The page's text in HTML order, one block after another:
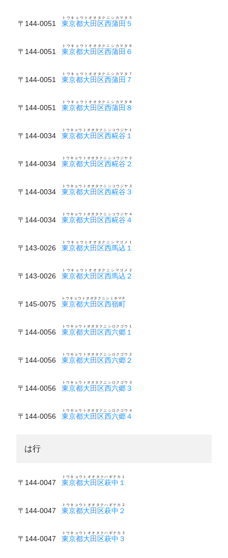
〒144-0051 東京都大田区西蒲田５
トウキョウトオオタクニシカマタ５
〒144-0051 東京都大田区西蒲田６
トウキョウトオオタクニシカマタ６
〒144-0051 東京都大田区西蒲田７
トウキョウトオオタクニシカマタ７
〒144-0051 東京都大田区西蒲田８
トウキョウトオオタクニシカマタ８
〒144-0034 東京都大田区西糀谷１
トウキョウトオオタクニシコウジヤ１
〒144-0034 東京都大田区西糀谷２
トウキョウトオオタクニシコウジヤ２
〒144-0034 東京都大田区西糀谷３
トウキョウトオオタクニシコウジヤ３
〒144-0034 東京都大田区西糀谷４
トウキョウトオオタクニシコウジヤ４
〒143-0026 東京都大田区西馬込１
トウキョウトオオタクニシマゴメ１
〒143-0026 東京都大田区西馬込２
トウキョウトオオタクニシマゴメ２
〒145-0075 東京都大田区西嶺町
トウキョウトオオタクニシミネマチ
〒144-0056 東京都大田区西六郷１
トウキョウトオオタクニシロクゴウ１
〒144-0056 東京都大田区西六郷２
トウキョウトオオタクニシロクゴウ２
〒144-0056 東京都大田区西六郷３
トウキョウトオオタクニシロクゴウ３
〒144-0056 東京都大田区西六郷４
トウキョウトオオタクニシロクゴウ４
は行
〒144-0047 東京都大田区萩中１
トウキョウトオオタクハギナカ１
〒144-0047 東京都大田区萩中２
トウキョウトオオタクハギナカ２
〒144-0047 東京都大田区萩中３
トウキョウトオオタクハギナカ３